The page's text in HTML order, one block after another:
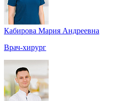
Кабирова Мария Андреевна
Врач-хирург